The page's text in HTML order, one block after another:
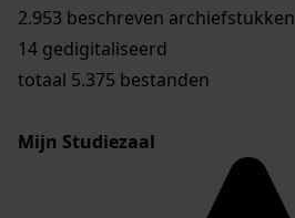
2.953 beschreven archiefstukken
14 gedigitaliseerd
totaal 5.375 bestanden
Mijn Studiezaal